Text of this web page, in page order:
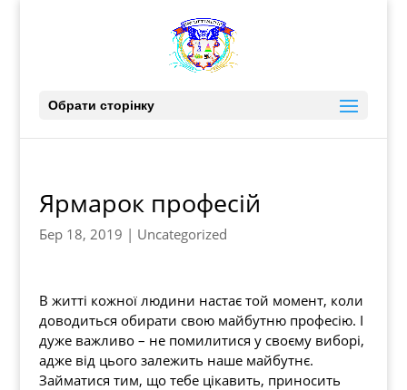
Обрати сторінку
Ярмарок професій
Бер 18, 2019 | Uncategorized
В житті кожної людини настає той момент, коли
доводиться обирати свою майбутню професію. І
дуже важливо – не помилитися у своєму виборі,
адже від цього залежить наше майбутнє.
Займатися тим, що тебе цікавить, приносить